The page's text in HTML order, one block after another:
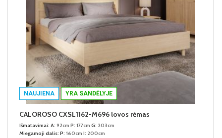
NAUJIENA YRA SANDĖLYJE
CALOROSO CXSL1162-M696 lovos rėmas
Išmatavimai: A: 92cm P: 177cm G: 203cm
Miegamoji dalis: P: 160cm I: 200cm